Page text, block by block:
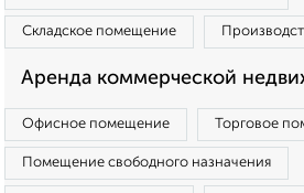
Складское помещение
Аренда коммерческой
Офисное помещение Торговое
Помещение свободного назначения